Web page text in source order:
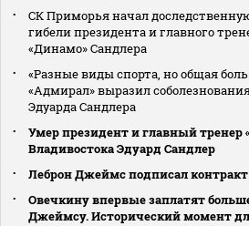
СК Приморья начал
гибели президента и главного
«Динамо» Сандлера
«Разные виды спорта, но общая
«Адмирал» выразил
Эдуарда Сандлера
Умер президент и главный тренер
Владивостока Эдуард Сандлер
Леброн Джеймс подписал
Овечкину впервые заплатят
Джеймсу. Исторический момент